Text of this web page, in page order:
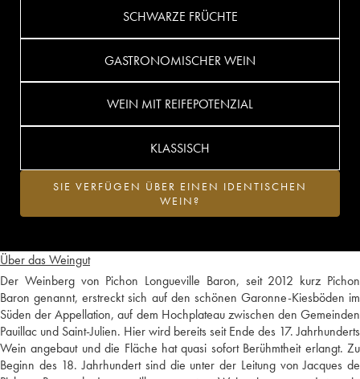
Über das Weingut
Der Weinberg von Pichon Longueville Baron, seit 2012 kurz Pichon
Baron genannt, erstreckt sich auf den schönen Garonne-Kiesböden im
Süden der Appellation, auf dem Hochplateau zwischen den Gemeinden
Pauillac und Saint-Julien. Hier wird bereits seit Ende des 17. Jahrhunderts
Wein angebaut und die Fläche hat quasi sofort Berühmtheit erlangt. Zu
Beginn des 18. Jahrhundert sind die unter der Leitung von Jacques de
SCHWARZE FRÜCHTE
GASTRONOMISCHER WEIN
WEIN MIT REIFEPOTENZIAL
KLASSISCH
SIE VERFÜGEN ÜBER EINEN IDENTISCHEN
WEIN?